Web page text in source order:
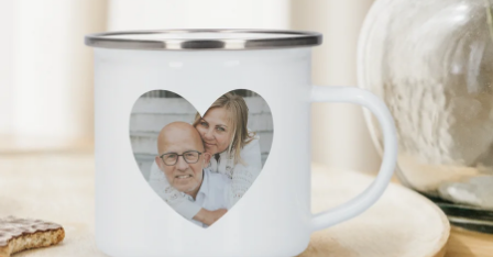
Gratis kort med hilsen
Lav noget særligt i blot få trin – med hendes navn, et
billede af dig eller en besked, der går lige i hendes hjerte.
Intet besvær men udelukkende en masse kærlighed i